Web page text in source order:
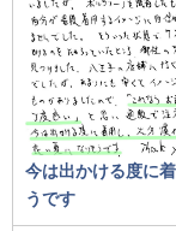
今は出かける度に
うです